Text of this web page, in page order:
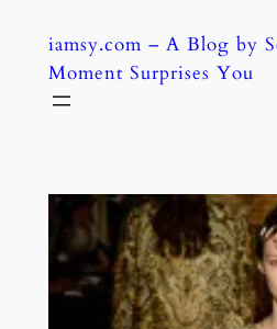
content
iamsy.com – A Blog by
Moment Surprises You